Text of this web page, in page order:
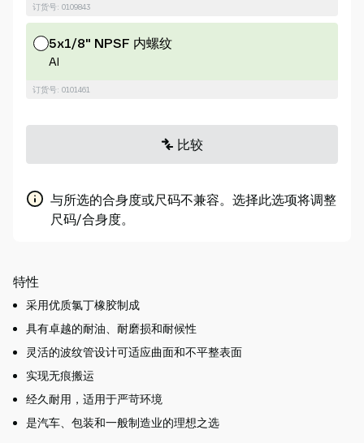
订货号: 0109843
5x1/8" NPSF 内螺纹
Al
订货号: 0101461
比较
与所选的合身度或尺码不兼容。选择此选项将调整
尺码/合身度。
特性
采用优质氯丁橡胶制成
具有卓越的耐油、耐磨损和耐候性
灵活的波纹管设计可适应曲面和不平整表面
实现无痕搬运
经久耐用，适用于严苛环境
是汽车、包装和一般制造业的理想之选